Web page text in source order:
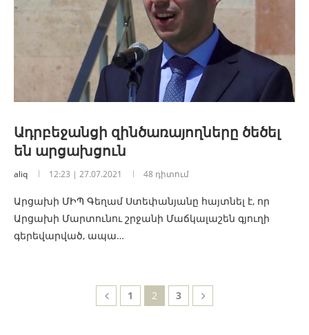
Ադրբեջանցի զինծառայողները ծեծել
են արցախցուն
aliq 12:23 | 27.07.2021 48 դիտում
Արցախի ՄԻՊ Գեղամ Ստեփանյանը հայտնել է, որ
Արցախի Մարտունու շրջանի Մաճկալաշեն գյուղի
գերեվարված, ապա…
1 2 3